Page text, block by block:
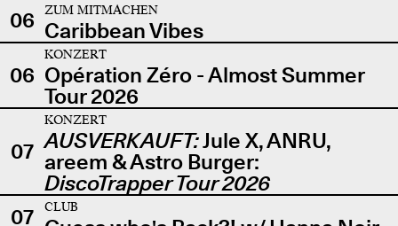
06
ZUM MITMACHEN
Caribbean Vibes
06
KONZERT
Opération Zéro - Almost Summer
Tour 2026
07
KONZERT
AUSVERKAUFT:Jule X, ANRU,
areem & Astro Burger:
DiscoTrapper Tour 2026
07
CLUB